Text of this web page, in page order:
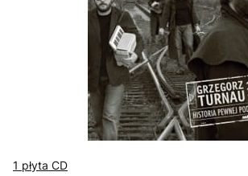
1 płyta CD